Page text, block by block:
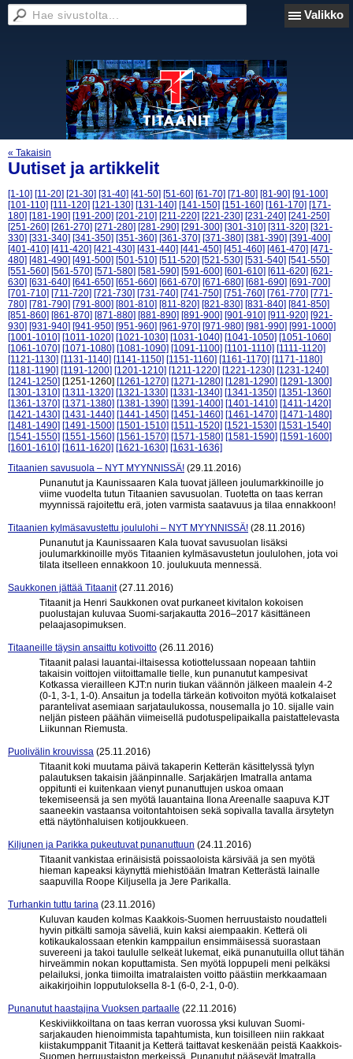
Valikko
« Takaisin
Uutiset ja artikkelit
[1-10] [11-20] [21-30] [31-40] [41-50] [51-60] [61-70] [71-80] [81-90] [91-100]
[101-110] [111-120] [121-130] [131-140] [141-150] [151-160] [161-170] [171-
180] [181-190] [191-200] [201-210] [211-220] [221-230] [231-240] [241-250]
[251-260] [261-270] [271-280] [281-290] [291-300] [301-310] [311-320] [321-
330] [331-340] [341-350] [351-360] [361-370] [371-380] [381-390] [391-400]
[401-410] [411-420] [421-430] [431-440] [441-450] [451-460] [461-470] [471-
480] [481-490] [491-500] [501-510] [511-520] [521-530] [531-540] [541-550]
[551-560] [561-570] [571-580] [581-590] [591-600] [601-610] [611-620] [621-
630] [631-640] [641-650] [651-660] [661-670] [671-680] [681-690] [691-700]
[701-710] [711-720] [721-730] [731-740] [741-750] [751-760] [761-770] [771-
780] [781-790] [791-800] [801-810] [811-820] [821-830] [831-840] [841-850]
[851-860] [861-870] [871-880] [881-890] [891-900] [901-910] [911-920] [921-
930] [931-940] [941-950] [951-960] [961-970] [971-980] [981-990] [991-1000]
[1001-1010] [1011-1020] [1021-1030] [1031-1040] [1041-1050] [1051-1060]
[1061-1070] [1071-1080] [1081-1090] [1091-1100] [1101-1110] [1111-1120]
[1121-1130] [1131-1140] [1141-1150] [1151-1160] [1161-1170] [1171-1180]
[1181-1190] [1191-1200] [1201-1210] [1211-1220] [1221-1230] [1231-1240]
[1241-1250] [1251-1260] [1261-1270] [1271-1280] [1281-1290] [1291-1300]
[1301-1310] [1311-1320] [1321-1330] [1331-1340] [1341-1350] [1351-1360]
[1361-1370] [1371-1380] [1381-1390] [1391-1400] [1401-1410] [1411-1420]
[1421-1430] [1431-1440] [1441-1450] [1451-1460] [1461-1470] [1471-1480]
[1481-1490] [1491-1500] [1501-1510] [1511-1520] [1521-1530] [1531-1540]
[1541-1550] [1551-1560] [1561-1570] [1571-1580] [1581-1590] [1591-1600]
[1601-1610] [1611-1620] [1621-1630] [1631-1636]
Titaanien savusuola – NYT MYYNNISSÄ! (29.11.2016)
Punanutut ja Kaunissaaren Kala tuovat jälleen joulumarkkinoille jo
viime vuodelta tutun Titaanien savusuolan. Tuotetta on taas kerran
myynnissä rajoitettu erä, joten varmista saatavuus ja tilaa ennakkoon!
Titaanien kylmäsavustettu joululohi – NYT MYYNNISSÄ! (28.11.2016)
Punanutut ja Kaunissaaren Kala tuovat savusuolan lisäksi
joulumarkkinoille myös Titaanien kylmäsavustetun joululohen, jota voi
tilata itselleen ennakkoon 10. joulukuuta mennessä.
Saukkonen jättää Titaanit (27.11.2016)
Titaanit ja Henri Saukkonen ovat purkaneet kivitalon kokoisen
puolustajan kuluvaa Suomi-sarjakautta 2016–2017 käsittäneen
pelaajasopimuksen.
Titaaneille täysin ansaittu kotivoitto (26.11.2016)
Titaanit palasi lauantai-iltaisessa kotiottelussaan nopeaan tahtiin
takaisin voittojen viitoittamalle tielle, kun punanutut kampesivat
Kotkassa vierailleen KJT:n nurin tiukan väännön jälkeen maalein 4-2
(0-1, 3-1, 1-0). Ansaitun ja todella tärkeän kotivoiton myötä kotkalaiset
parantelivat asemiaan sarjataulukossa, nousemalla jo 10. sijalle vain
neljän pisteen päähän viimeisellä pudotuspelipaikalla paistattelevasta
Liikunnan Riemusta.
Puolivälin krouvissa (25.11.2016)
Titaanit koki muutama päivä takaperin Ketterän käsittelyssä tylyn
palautuksen takaisin jäänpinnalle. Sarjakärjen Imatralla antama
oppitunti ei kuitenkaan vienyt punanuttujen uskoa omaan
tekemiseensä ja sen myötä lauantaina Ilona Areenalle saapuva KJT
saaneekin vastaansa voitontahtoisen sekä sopivalla tavalla ärsytetyn
että näytönhaluisen kotijoukkueen.
Kiljunen ja Parikka pukeutuvat punanuttuun (24.11.2016)
Titaanit vankistaa erinäisistä poissaoloista kärsivää ja sen myötä
hieman kapeaksi käynyttä miehistöään Imatran Ketterästä lainalle
saapuvilla Roope Kiljusella ja Jere Parikalla.
Turhankin tuttu tarina (23.11.2016)
Kuluvan kauden kolmas Kaakkois-Suomen herruustaisto noudatteli
hyvin pitkälti samoja säveliä, kuin kaksi aiempaakin. Ketterä oli
kotikaukalossaan etenkin kamppailun ensimmäisessä suorastaan
suvereeni ja takoi taululle selkeät lukemat, eikä punanutuilla ollut tähän
hirveämmin nokan koputtamista. Sen myötä loppupeli meni pelkäksi
pelailuksi, jonka tiimoilta imatralaisten voitto päästiin merkkaamaan
aikakirjoihin lopputuloksella 8-1 (6-0, 2-1, 0-0).
Punanutut haastajina Vuoksen partaalle (22.11.2016)
Keskiviikkoiltana on taas kerran vuorossa yksi kuluvan Suomi-
sarjakauden hienoimmista tapahtumista, kun toisilleen niin rakkaat
kiistakumppanit Titaanit ja Ketterä taittavat keskenään peistä Kaakkois-
Suomen herruustaiston merkeissä. Punanutut pääsevät Imatralla